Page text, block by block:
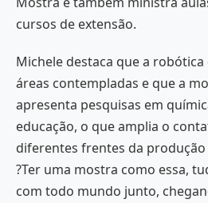
cursos de extensão.
Michele destaca que a robótica
áreas contempladas e que a
apresenta pesquisas em
educação, o que amplia o
diferentes frentes da
?Ter uma mostra como essa,
com todo mundo junto,